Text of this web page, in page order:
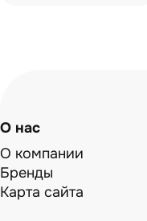
О нас
О компании
Бренды
Карта сайта